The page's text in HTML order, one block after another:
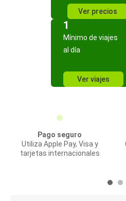
Ver precios
1
Mínimo de viajes
al día
Ver viajes
Pago seguro
Utiliza Apple Pay, Visa y
tarjetas internacionales